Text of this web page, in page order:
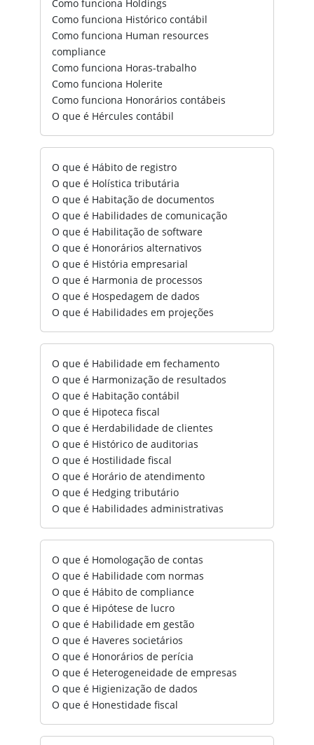
Como funciona Holdings
Como funciona Histórico contábil
Como funciona Human resources
compliance
Como funciona Horas-trabalho
Como funciona Holerite
Como funciona Honorários contábeis
O que é Hércules contábil
O que é Hábito de registro
O que é Holística tributária
O que é Habitação de documentos
O que é Habilidades de comunicação
O que é Habilitação de software
O que é Honorários alternativos
O que é História empresarial
O que é Harmonia de processos
O que é Hospedagem de dados
O que é Habilidades em projeções
O que é Habilidade em fechamento
O que é Harmonização de resultados
O que é Habitação contábil
O que é Hipoteca fiscal
O que é Herdabilidade de clientes
O que é Histórico de auditorias
O que é Hostilidade fiscal
O que é Horário de atendimento
O que é Hedging tributário
O que é Habilidades administrativas
O que é Homologação de contas
O que é Habilidade com normas
O que é Hábito de compliance
O que é Hipótese de lucro
O que é Habilidade em gestão
O que é Haveres societários
O que é Honorários de perícia
O que é Heterogeneidade de empresas
O que é Higienização de dados
O que é Honestidade fiscal